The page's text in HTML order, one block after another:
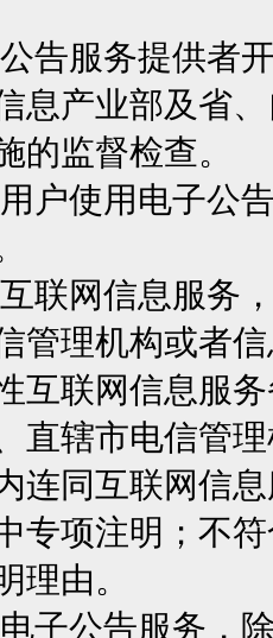
服务提供者开
息产业部及省
的监督检查。
使用电子公告
网信息服务，
管理机构或者
互联网信息服
辖市电信管理
连同互联网信
专项注明；不
理由。
公告服务，除